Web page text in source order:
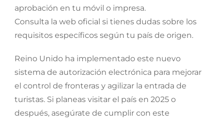
aprobación en tu móvil o impresa.
Consulta la web oficial si tienes dudas sobre los
requisitos específicos según tu país de origen.
Reino Unido ha implementado este nuevo
sistema de autorización electrónica para mejorar
el control de fronteras y agilizar la entrada de
turistas. Si planeas visitar el país en 2025 o
después, asegúrate de cumplir con este